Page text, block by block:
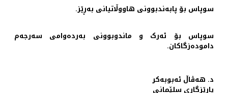
سوپاس بۆ پابەندبوونی هاووڵاتیانی بەڕێز.
سوپاس بۆ ئەرک و ماندوبوونی بەردەوامی سەرجەم
دامودەزگاکان.
د. هەڤاڵ ئەبوبەکر
پارێزگاری سلێمانی